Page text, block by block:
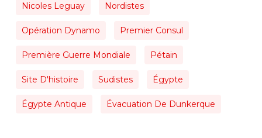
Nicoles Leguay Nordistes
Opération Dynamo Premier Consul
Première Guerre Mondiale Pétain
Site D'histoire Sudistes Égypte
Égypte Antique Évacuation De Dunkerque